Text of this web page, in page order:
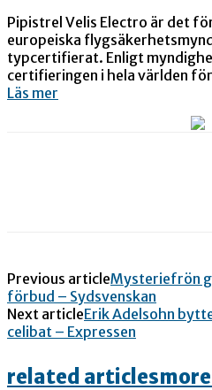
Pipistrel Velis Electro är det
europeiska
typcertifierat. Enligt
certifieringen i hela världen
Läs mer
Previous articleMysteriefrön
förbud – Sydsvenskan
Next articleErik Adelsohn
celibat – Expressen
related articles